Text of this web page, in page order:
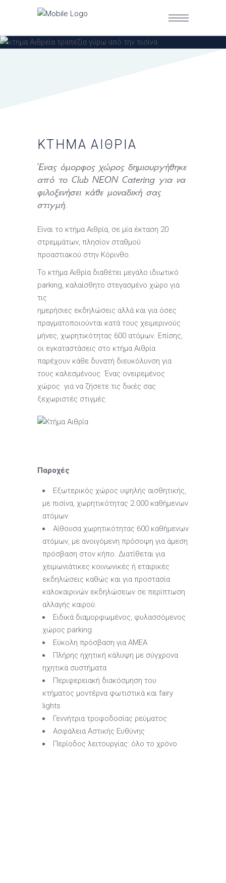
ΚΤΉΜΑ ΑΙΘΡΊΑ
Ένας όμορφος χώρος δημιουργήθηκε
από το Club NEON Catering για να
φιλοξενήσει κάθε μοναδική σας
στιγμή.
Είναι το κτήμα Αιθρία, σε μία έκταση 20
στρεμμάτων, πλησίον σταθμού
προαστιακού στην Κόρινθο.
Το κτήμα Αιθρία διαθέτει μεγάλο ιδιωτικό
parking, καλαίσθητο στεγασμένο χώρο για
τις
ημερήσιες εκδηλώσεις αλλά και για όσες
πραγματοποιούνται κατά τους χειμερινούς
μήνες, χωρητικότητας 600 ατόμων. Επίσης,
οι εγκαταστάσεις στο κτήμα Αιθρία
παρέχουν κάθε δυνατή διευκόλυνση για
τους καλεσμένους. Ένας ονειρεμένος
χώρος για να ζήσετε τις δικές σας
ξεχωριστές στιγμές.
Παροχές
Εξωτερικός χώρος υψηλής αισθητικής,
με πισίνα, χωρητικότητας 2.000 καθήμενων
ατόμων
Αίθουσα χωρητικότητας 600 καθήμενων
ατόμων, με ανοιγόμενη πρόσοψη για άμεση
πρόσβαση στον κήπο. Διατίθεται για
χειμωνιάτικες κοινωνικές ή εταιρικές
εκδηλώσεις καθώς και για προστασία
καλοκαιρινών εκδηλώσεων σε περίπτωση
αλλαγής καιρού.
Ειδικά διαμορφωμένος, φυλασσόμενος
χώρος parking
Εύκολη πρόσβαση για ΑΜΕΑ
Πλήρης ηχητική κάλυψη με σύγχρονα
ηχητικά συστήματα
Περιφερειακή διακόσμηση του
κτήματος μοντέρνα φωτιστικά και fairy
lights
Γεννήτρια τροφοδοσίας ρεύματος
Ασφάλεια Αστικής Ευθύνης
Περίοδος λειτουργίας: όλο το χρόνο